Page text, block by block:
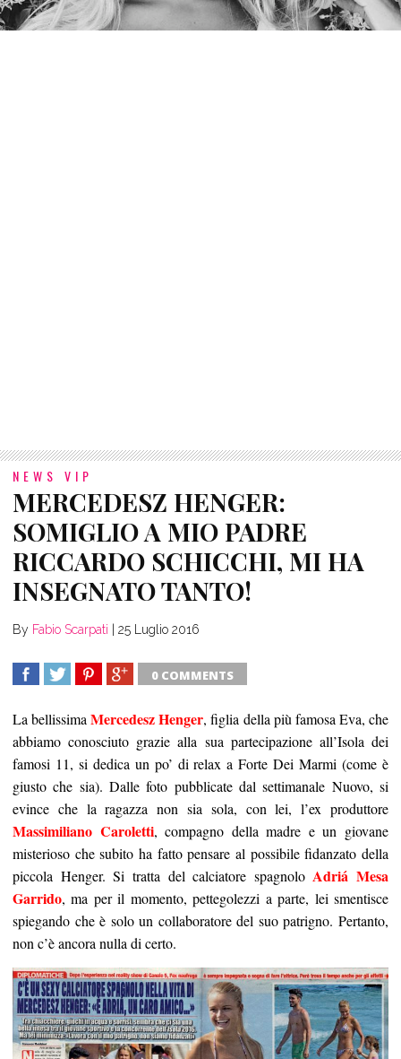
NEWS VIP
MERCEDESZ HENGER:
SOMIGLIO A MIO PADRE
RICCARDO SCHICCHI, MI HA
INSEGNATO TANTO!
By Fabio Scarpati 25 Luglio 2016
0 COMMENTS
La bellissimaMercedesz Henger, figlia della più famosa Eva, che
abbiamo conosciuto grazie alla sua partecipazione all’Isola dei
famosi 11, si dedica un po’ di relax a Forte Dei Marmi (come è
giusto che sia). Dalle foto pubblicate dal settimanale Nuovo, si
evince che la ragazza non sia sola, con lei, l’ex produttore
Massimiliano Caroletti, compagno della madre e un giovane
misterioso che subito ha fatto pensare al possibile fidanzato della
piccola Henger. Si tratta del calciatore spagnoloAdriá Mesa
Garrido, ma per il momento, pettegolezzi a parte, lei smentisce
spiegando che è solo un collaboratore del suo patrigno. Pertanto,
non c’è ancora nulla di certo.